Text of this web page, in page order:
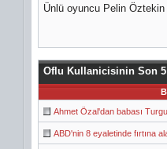
Ünlü oyuncu Pelin
Oflu Kullanicisinin Son
Ahmet Özal'dan babası
ABD'nin 8 eyaletinde fırtına